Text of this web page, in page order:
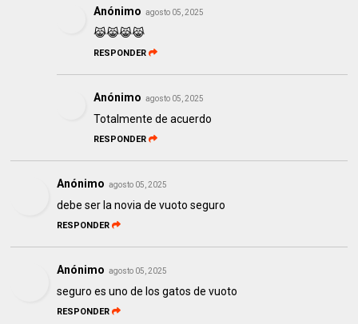
Anónimo agosto 05, 2025
😹😹😹😹
RESPONDER
Anónimo agosto 05, 2025
Totalmente de acuerdo
RESPONDER
Anónimo agosto 05, 2025
debe ser la novia de vuoto seguro
RESPONDER
Anónimo agosto 05, 2025
seguro es uno de los gatos de vuoto
RESPONDER